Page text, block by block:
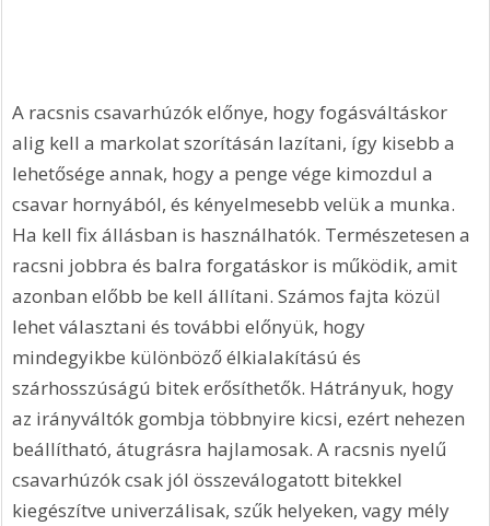
A racsnis csavarhúzók előnye, hogy fogásváltáskor
alig kell a markolat szorításán lazítani, így kisebb a
lehetősége annak, hogy a penge vége kimozdul a
csavar hornyából, és kényelmesebb velük a munka.
Ha kell fix állásban is használhatók. Természetesen a
racsni jobbra és balra forgatáskor is működik, amit
azonban előbb be kell állítani. Számos fajta közül
lehet választani és további előnyük, hogy
mindegyikbe különböző élkialakítású és
szárhosszúságú bitek erősíthetők. Hátrányuk, hogy
az irányváltók gombja többnyire kicsi, ezért nehezen
beállítható, átugrásra hajlamosak. A racsnis nyelű
csavarhúzók csak jól összeválogatott bitekkel
kiegészítve univerzálisak, szűk helyeken, vagy mély